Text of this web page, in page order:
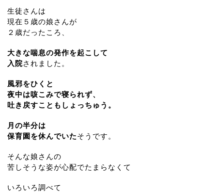
生徒さんは
現在５歳の娘さんが
２歳だったころ、
大きな喘息の発作を起こして
入院されました。
風邪をひくと
夜中は咳こみで寝られず、
吐き戻すこともしょっちゅう。
月の半分は
保育園を休んでいたそうです。
そんな娘さんの
苦しそうな姿が心配でたまらなくて
いろいろ調べて